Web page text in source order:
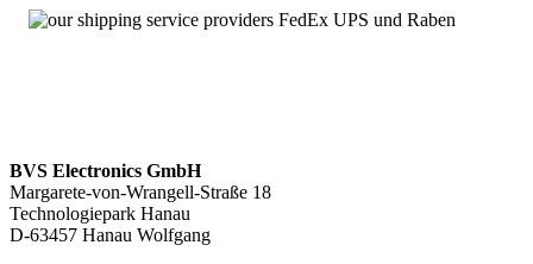
Angebot von Neuteilen
Sie erreichbar. Bei Fragen kontaktieren Sie uns unter
95404-200.
BVS Electronics GmbH
Margarete-von-Wrangell-Straße 18
Technologiepark Hanau
D-63457 Hanau Wolfgang